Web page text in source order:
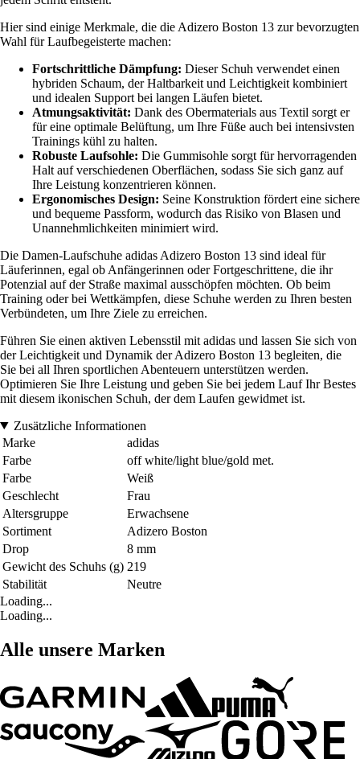
Hier sind einige Merkmale, die die Adizero Boston 13 zur bevorzugten
Wahl für Laufbegeisterte machen:
Fortschrittliche Dämpfung: Dieser Schuh verwendet einen
hybriden Schaum, der Haltbarkeit und Leichtigkeit kombiniert
und idealen Support bei langen Läufen bietet.
Atmungsaktivität: Dank des Obermaterials aus Textil sorgt er
für eine optimale Belüftung, um Ihre Füße auch bei intensivsten
Trainings kühl zu halten.
Robuste Laufsohle: Die Gummisohle sorgt für hervorragenden
Halt auf verschiedenen Oberflächen, sodass Sie sich ganz auf
Ihre Leistung konzentrieren können.
Ergonomisches Design: Seine Konstruktion fördert eine sichere
und bequeme Passform, wodurch das Risiko von Blasen und
Unannehmlichkeiten minimiert wird.
Die Damen-Laufschuhe adidas Adizero Boston 13 sind ideal für
Läuferinnen, egal ob Anfängerinnen oder Fortgeschrittene, die ihr
Potenzial auf der Straße maximal ausschöpfen möchten. Ob beim
Training oder bei Wettkämpfen, diese Schuhe werden zu Ihren besten
Verbündeten, um Ihre Ziele zu erreichen.
Führen Sie einen aktiven Lebensstil mit adidas und lassen Sie sich von
der Leichtigkeit und Dynamik der Adizero Boston 13 begleiten, die
Sie bei all Ihren sportlichen Abenteuern unterstützen werden.
Optimieren Sie Ihre Leistung und geben Sie bei jedem Lauf Ihr Bestes
mit diesem ikonischen Schuh, der dem Laufen gewidmet ist.
Zusätzliche Informationen
Marke
adidas
Farbe
off white/light blue/gold met.
Farbe
Weiß
Geschlecht
Frau
Altersgruppe
Erwachsene
Sortiment
Adizero Boston
Drop
8 mm
Gewicht des Schuhs (g) 219
Stabilität
Neutre
Loading...
Loading...
Alle unsere Marken